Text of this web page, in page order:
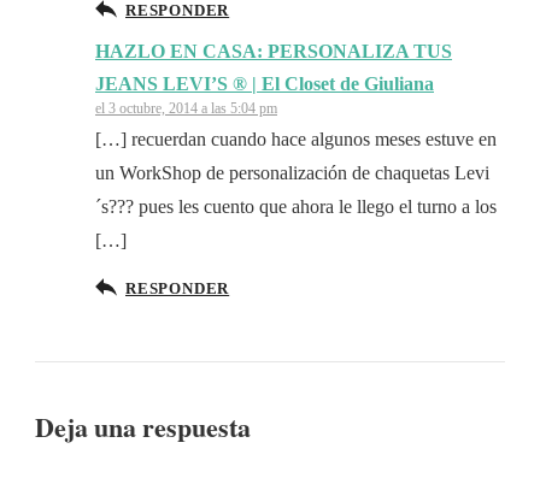
RESPONDER
HAZLO EN CASA: PERSONALIZA TUS
JEANS LEVI’S ® | El Closet de Giuliana
el 3 octubre, 2014 a las 5:04 pm
[…] recuerdan cuando hace algunos meses estuve en
un WorkShop de personalización de chaquetas Levi
´s??? pues les cuento que ahora le llego el turno a los
[…]
RESPONDER
Deja una respuesta